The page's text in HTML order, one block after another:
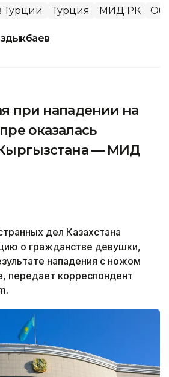
Турции Турция МИД РК
при нападении на
оказалась
— МИД
дел Казахстана
о гражданстве девушки,
нападения с ножом
передает корреспондент